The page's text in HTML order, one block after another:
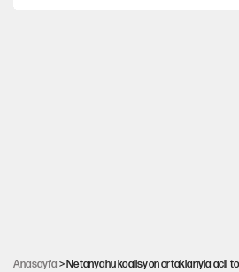
Anasayfa > Netanyahu koalisyon ortaklarıyla acil